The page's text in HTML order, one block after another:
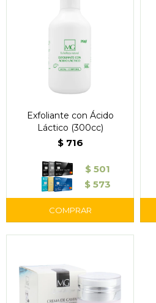
Exfoliante con Ácido
Láctico (300cc)
$ 716
$ 501
$ 573